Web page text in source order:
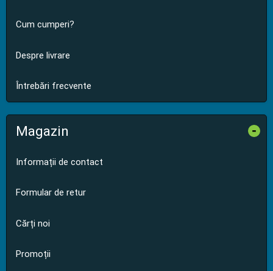
Cum cumperi?
Despre livrare
Întrebări frecvente
Magazin -
Informații de contact
Formular de retur
Cărți noi
Promoții